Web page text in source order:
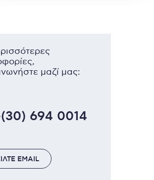
μαζί μας:
694 0014
EMAIL